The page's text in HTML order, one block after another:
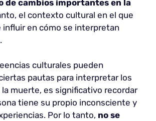
de cambios importantes en la
el contexto cultural en el que
influir en cómo se interpretan
culturales pueden
pautas para interpretar los
muerte, es significativo recordar
tiene su propio inconsciente y
Por lo tanto, no se